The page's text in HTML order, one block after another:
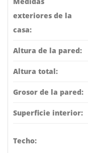
exteriores de la
casa:
Altura de la pared:
Altura total:
Grosor de la pared:
Superficie interior:
Techo: